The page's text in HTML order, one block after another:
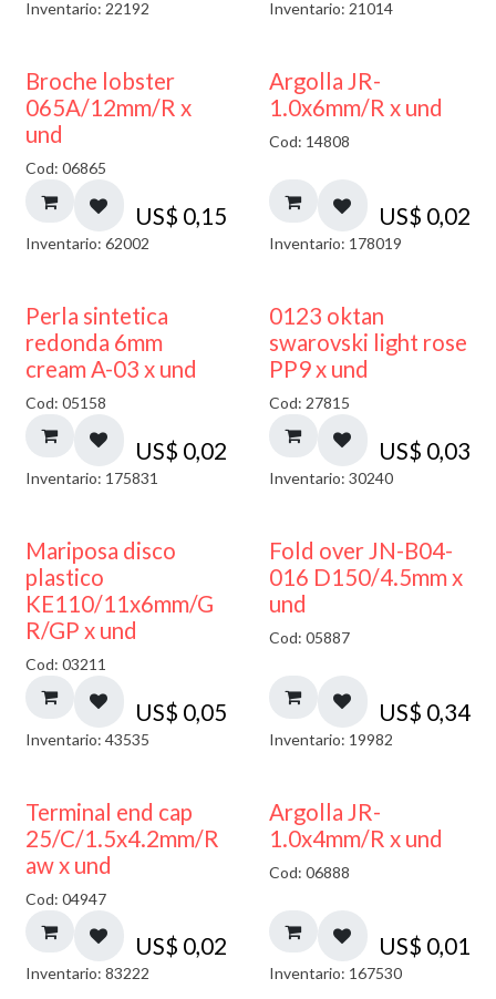
Inventario: 22192 Inventario: 21014
Broche lobster
065A/12mm/R x
und
Cod: 06865
US$ 0,15
Inventario: 62002
Argolla JR-
1.0x6mm/R x und
Cod: 14808
US$ 0,02
Inventario: 178019
Perla sintetica
redonda 6mm
cream A-03 x und
Cod: 05158
US$ 0,02
Inventario: 175831
0123 oktan
swarovski light rose
PP9 x und
Cod: 27815
US$ 0,03
Inventario: 30240
Mariposa disco
plastico
KE110/11x6mm/G
R/GP x und
Cod: 03211
US$ 0,05
Inventario: 43535
Fold over JN-B04-
016 D150/4.5mm x
und
Cod: 05887
US$ 0,34
Inventario: 19982
Terminal end cap
25/C/1.5x4.2mm/R
aw x und
Cod: 04947
US$ 0,02
Inventario: 83222
Argolla JR-
1.0x4mm/R x und
Cod: 06888
US$ 0,01
Inventario: 167530